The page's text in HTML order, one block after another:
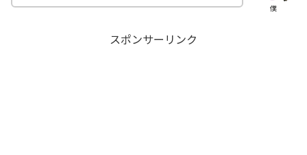
僕
スポンサーリンク